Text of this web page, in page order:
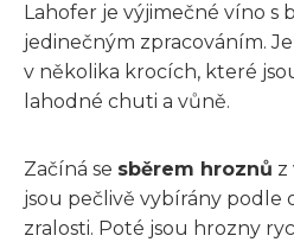
Lahofer je výjimečné víno s
jedinečným zpracováním.
v několika krocích, které
lahodné chuti a vůně.
Začíná se sběrem hroznů z
jsou pečlivě vybírány podle
zralosti. Poté jsou hrozny